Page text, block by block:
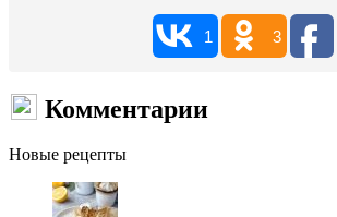
1 3
Комментарии
Новые рецепты